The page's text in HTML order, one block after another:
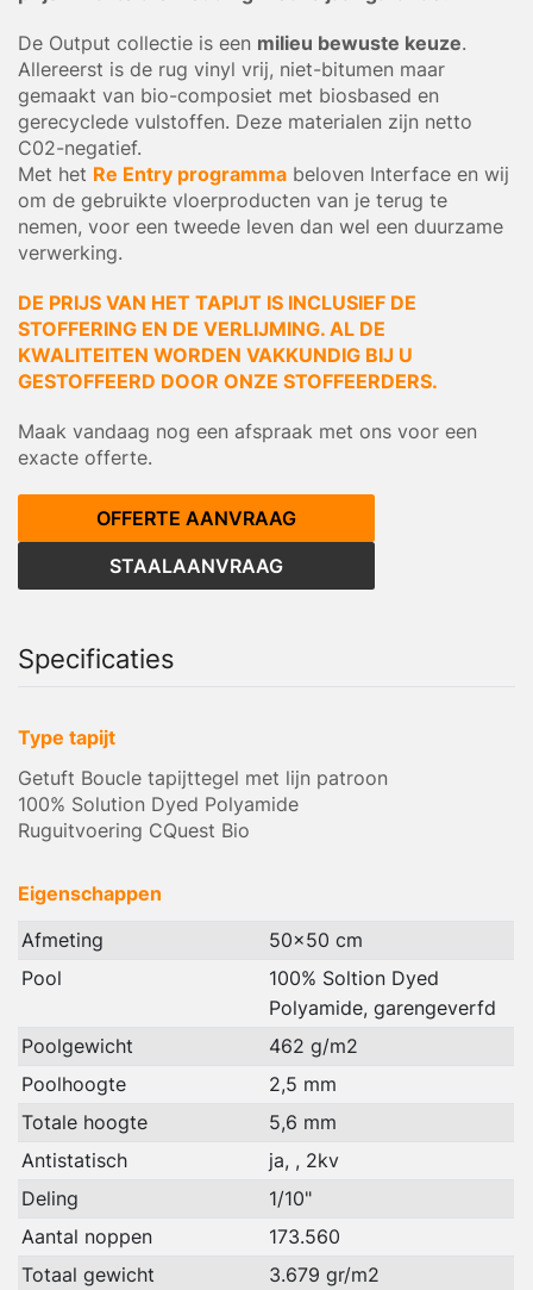
De Output collectie is een milieu bewuste keuze.
Allereerst is de rug vinyl vrij, niet-bitumen maar
gemaakt van bio-composiet met biosbased en
gerecyclede vulstoffen. Deze materialen zijn netto
C02-negatief.
Met het Re Entry programma beloven Interface en wij
om de gebruikte vloerproducten van je terug te
nemen, voor een tweede leven dan wel een duurzame
verwerking.
DE PRIJS VAN HET TAPIJT IS INCLUSIEF DE
STOFFERING EN DE VERLIJMING. AL DE
KWALITEITEN WORDEN VAKKUNDIG BIJ U
GESTOFFEERD DOOR ONZE STOFFEERDERS.
Maak vandaag nog een afspraak met ons voor een
exacte offerte.
OFFERTE AANVRAAG
STAALAANVRAAG
Specificaties
Type tapijt
Getuft Boucle tapijttegel met lijn patroon
100% Solution Dyed Polyamide
Ruguitvoering CQuest Bio
Eigenschappen
Afmeting
50x50 cm
Pool
100% Soltion Dyed
Polyamide, garengeverfd
Poolgewicht
462 g/m2
Poolhoogte
2,5 mm
Totale hoogte
5,6 mm
Antistatisch
ja, , 2kv
Deling
1/10"
Aantal noppen
173.560
Totaal gewicht
3.679 gr/m2